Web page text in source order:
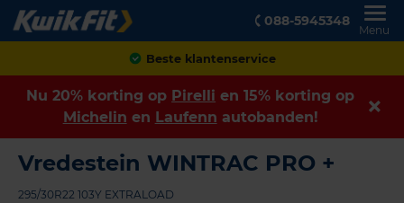
088-5945348
Menu
Achteraf betalen
Nu 20% korting op Pirelli en 15% korting op
Michelin en Laufenn autobanden!
Vredestein WINTRAC PRO +
295/30R22 103Y EXTRALOAD